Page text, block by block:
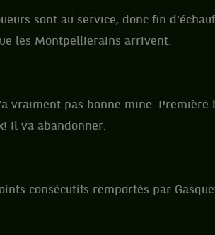
sont au service, donc fin
les Montpellierains arrivent.
vraiment pas bonne mine.
Il va abandonner.
consécutifs remportés par